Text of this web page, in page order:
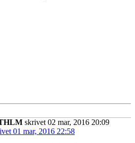
skrivet 02 mar, 2016 20:09
01 mar, 2016 22:58